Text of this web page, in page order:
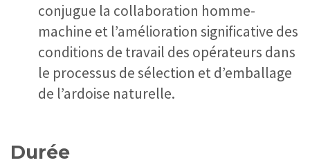
conjugue la collaboration homme-
machine et l’amélioration significative des
conditions de travail des opérateurs dans
le processus de sélection et d’emballage
de l’ardoise naturelle.
Durée